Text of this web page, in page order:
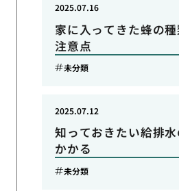
家に入ってきた蜂の
注意点
2025.07.16
未分類
知っておきたい給排
かかる
2025.07.12
未分類